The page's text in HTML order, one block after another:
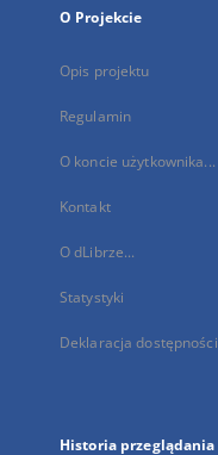
O Projekcie
Opis projektu
Regulamin
O koncie użytkownika...
Kontakt
O dLibrze...
Statystyki
Deklaracja dostępności
Historia przeglądania